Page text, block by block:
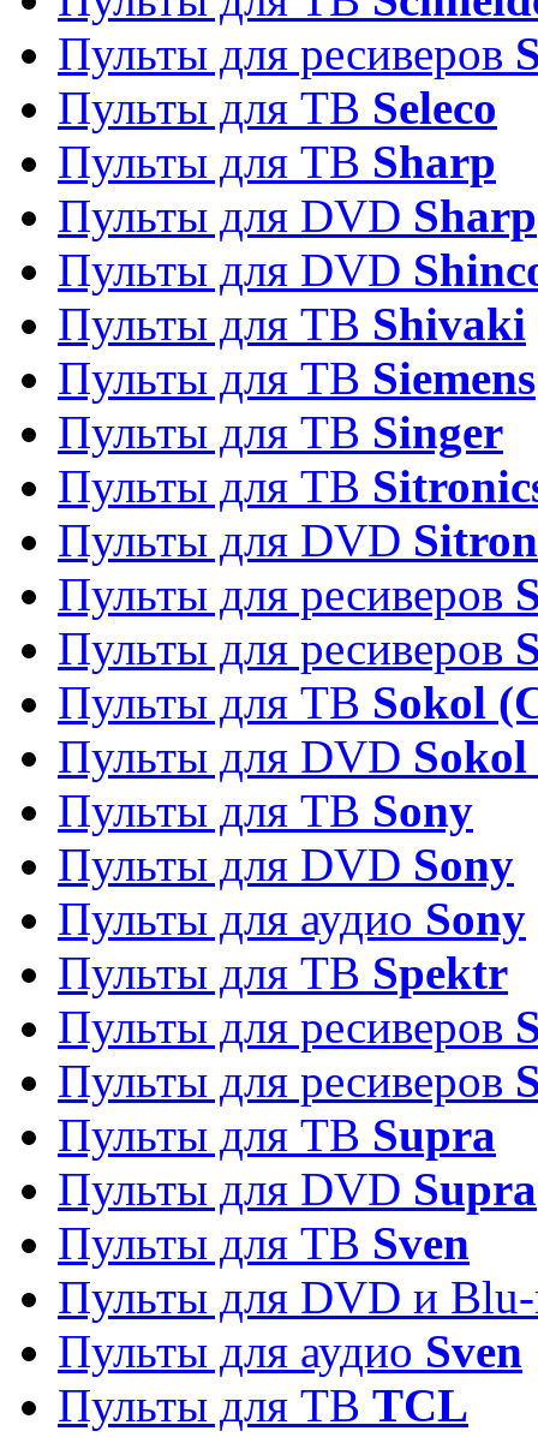
Пульты для ресиверов
Пульты для ТВ Seleco
Пульты для ТВ Sharp
Пульты для DVD Sharp
Пульты для DVD
Пульты для ТВ Shivaki
Пульты для ТВ Siemens
Пульты для ТВ Singer
Пульты для ТВ
Пульты для DVD
Пульты для ресиверов
Пульты для ресиверов
Пульты для ТВ Sokol
Пульты для DVD
Пульты для ТВ Sony
Пульты для DVD Sony
Пульты для аудио Sony
Пульты для ТВ Spektr
Пульты для ресиверов
Пульты для ресиверов
Пульты для ТВ Supra
Пульты для DVD Supra
Пульты для ТВ Sven
Пульты для DVD и
Пульты для аудио Sven
Пульты для ТВ TCL